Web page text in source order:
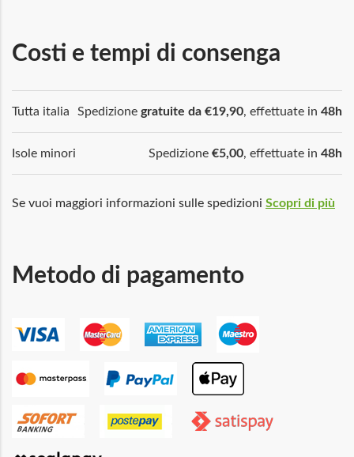
Costi e tempi di consenga
Tutta italia Spedizione gratuite da €19,90, effettuate in 48h
Isole minori Spedizione €5,00, effettuate in 48h
Se vuoi maggiori informazioni sulle spedizioni Scopri di più
Metodo di pagamento